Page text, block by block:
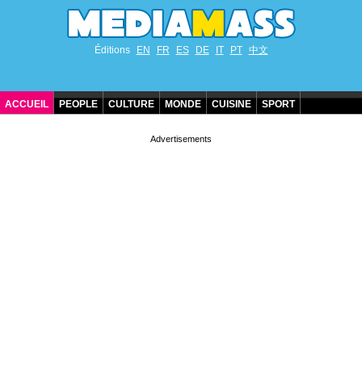
Éditions EN FR ES DE IT PT 中文
ACCUEIL PEOPLE CULTURE MONDE CUISINE SPORT